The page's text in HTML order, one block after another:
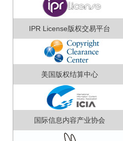
IPR License版权交易平台
美国版权结算中心
国际信息内容产业协会